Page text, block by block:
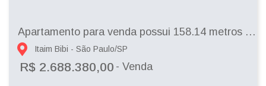
Apartamento para venda possui 158.14 metros quadrados com 2 quartos em Itaim Bibi -...
Itaim Bibi - São Paulo/SP
R$ 2.688.380,00 - Venda